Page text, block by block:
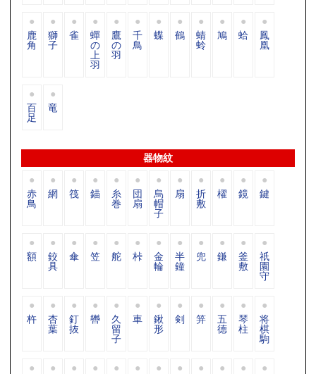
鹿
角
獅
子
雀 蟬
の
上
羽
鷹
の
羽
千
鳥
蝶 鶴 蜻
蛉
鳩 蛤 鳳
凰
百
足
竜
器物紋
赤
鳥
網 筏 錨 糸
巻
団
扇
烏
帽
子
扇 折
敷
櫂 鏡 鍵
額 鉸
具
傘 笠 舵 桛 金
輪
半
鐘
兜 鎌 釜
敷
祇
園
守
杵 杏
葉
釘
抜
轡 久
留
子
車 鍬
形
剣 笄 五
德
琴
柱
将
棋
駒